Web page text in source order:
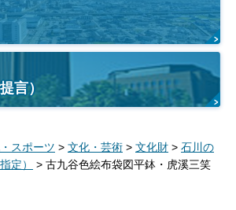
言）
スポーツ > 文化・芸術 > 文化財 > 石川の
定）
> 古九谷色絵布袋図平鉢・虎溪三笑